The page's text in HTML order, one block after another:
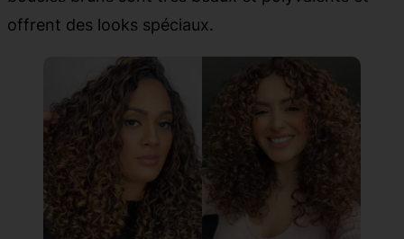
offrent des looks spéciaux.